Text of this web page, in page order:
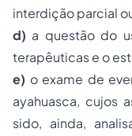
interdição parcial
d) a questão do
terapêuticas e o
e) o exame de
ayahuasca, cujos
sido, ainda,